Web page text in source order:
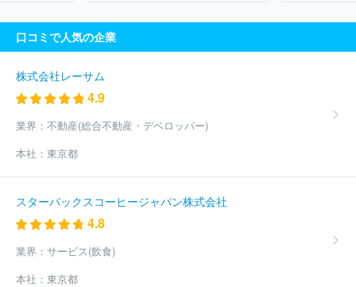
口コミで人気の企業
株式会社レーサム
4.9
業界： 不動産(総合不動産・デベロッパー)
本社： 東京都
スターバックスコーヒージャパン株式会社
4.8
業界： サービス(飲食)
本社： 東京都